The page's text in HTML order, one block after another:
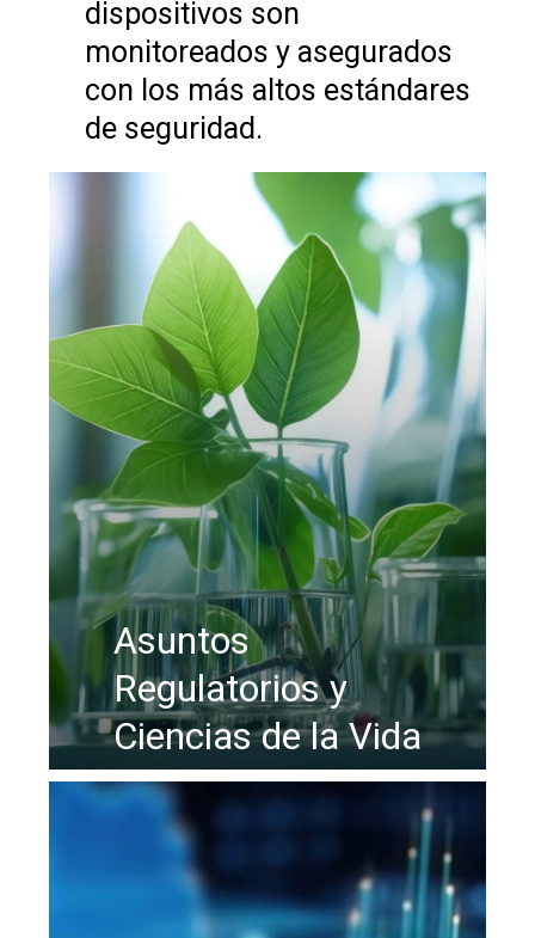
dispositivos son
monitoreados y asegurados
con los más altos estándares
de seguridad.
Asuntos
Regulatorios y
Ciencias de la Vida